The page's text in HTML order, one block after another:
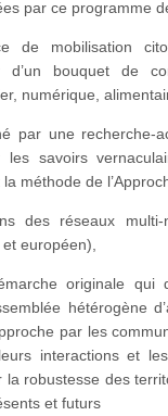
par ce programme
de mobilisation
d’un bouquet de
numérique,
par une recherche-
les savoirs
méthode de
des réseaux multi-
européen),
originale
hétérogène
par les
interactions et
la robustesse des
et futurs